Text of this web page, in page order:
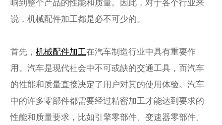
响到整个产品的性能和质量。因此，对于各个行业来
说，机械配件加工都是必不可少的。
首先， 机械配件加工在汽车制造行业中具有重要作
用。汽车是现代社会中不可或缺的交通工具，而汽车
的性能和质量直接决定了用户对其的使用体验。汽车
中的许多零部件都需要经过精密加工才能达到要求的
性能和质量要求，比如引擎零部件、变速器零部件、